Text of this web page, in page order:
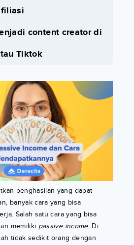
content creator di
Tiktok
penghasilan yang dapat
banyak cara yang bisa
Salah satu cara yang bisa
memiliki passive income. Di
tidak sedikit orang dengan